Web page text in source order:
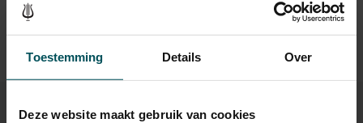
Toestemming Details Over
Deze website maakt gebruik van cookies
kassa@concertgebouw.nl of bel de Concertgebouwlijn op